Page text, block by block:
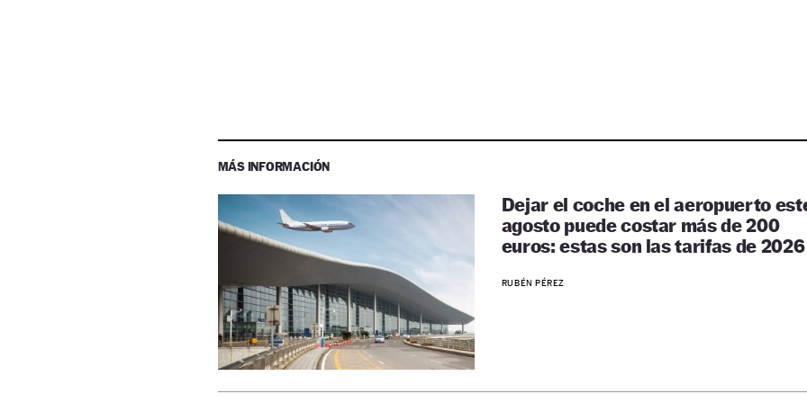
MÁS INFORMACIÓN
Dejar el coche en el aeropuerto
agosto puede costar más de 200
euros: estas son las tarifas de 2026
RUBÉN PÉREZ